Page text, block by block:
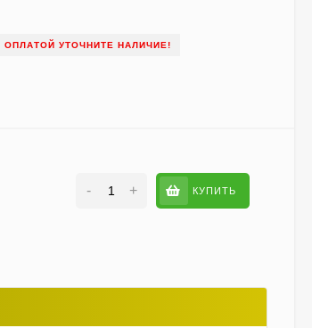
УТОЧНИТЕ НАЛИЧИЕ!
- + КУПИТЬ
Гортензия Саммер Лав
(Summer Love)